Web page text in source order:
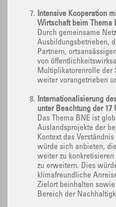
Intensive Kooperation
Wirtschaft beim Thema
Durch gemeinsame
Ausbildungsbetrieben,
Partnern,
von
Multiplikatorenrolle der
weiter vorangetrieben
Internationalisierung
unter Beachtung der
Das Thema BNE ist
Auslandsprojekte der
Kontext das
würde sich anbieten,
weiter zu
zu erweitern. Dies
klimafreundliche
Zielort beinhalten
Bereich der